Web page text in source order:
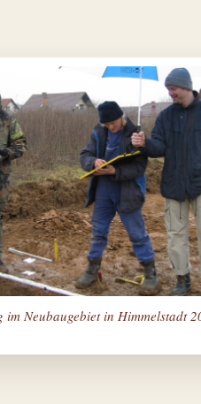
im Neubaugebiet in Himmelstadt